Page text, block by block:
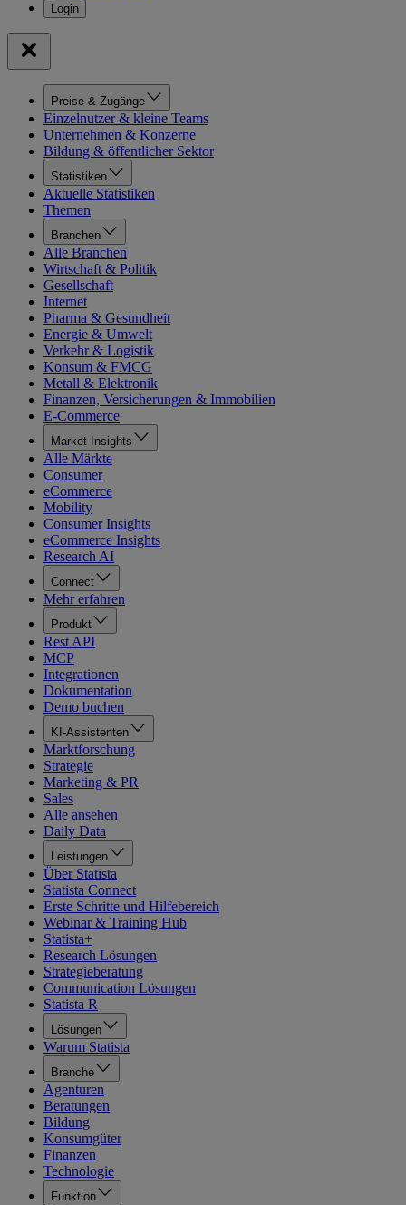
Preise & Zugänge
Einzelnutzer & kleine Teams
Unternehmen & Konzerne
Bildung & öffentlicher Sektor
Statistiken
Aktuelle Statistiken
Themen
Branchen
Alle Branchen
Wirtschaft & Politik
Gesellschaft
Internet
Pharma & Gesundheit
Energie & Umwelt
Verkehr & Logistik
Konsum & FMCG
Metall & Elektronik
Finanzen, Versicherungen & Immobilien
E-Commerce
Market Insights
Alle Märkte
Consumer
eCommerce
Mobility
Consumer Insights
eCommerce Insights
Research AI
Connect
Mehr erfahren
Produkt
Rest API
MCP
Integrationen
Dokumentation
Demo buchen
KI-Assistenten
Marktforschung
Strategie
Marketing & PR
Sales
Alle ansehen
Daily Data
Leistungen
Über Statista
Statista Connect
Erste Schritte und Hilfebereich
Webinar & Training Hub
Statista+
Research Lösungen
Strategieberatung
Communication Lösungen
Statista R
Lösungen
Warum Statista
Branche
Agenturen
Beratungen
Bildung
Konsumgüter
Finanzen
Technologie
Funktion